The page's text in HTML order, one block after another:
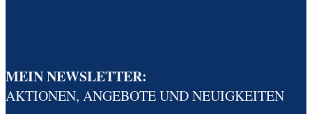
MEIN NEWSLETTER:
AKTIONEN, ANGEBOTE UND NEUIGKEITEN